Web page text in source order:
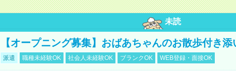
未読
【オープニング募集】おばあちゃんのお散歩付き
派遣 職種未経験OK 社会人未経験OK ブランクOK WEB登録・面接OK